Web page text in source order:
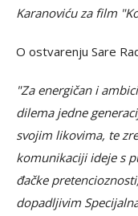
Karanoviću za film
O ostvarenju Sare
"Za energičan i
dilema jedne
svojim likovima, te
komunikaciji ideje s
đačke
dopadljivim